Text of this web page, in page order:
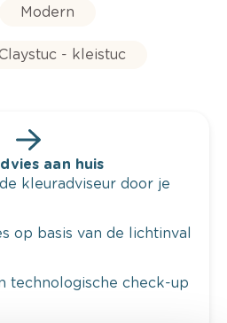
Modern
- kleistuc
aan huis
kleuradviseur door je
op basis van de lichtinval
technologische check-up